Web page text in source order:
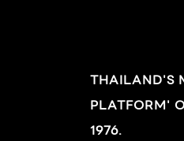
ขาว โคนกลีบ
เป็นกลีบค่อ
ระบายน้ำดี
ความชื้น : ป
THAILAND'S
PLATFORM'
1976.